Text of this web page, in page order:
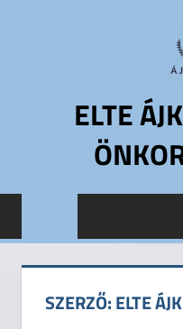
ELTE
Jogtudományi
Hallgatói
SZERZŐ:ELTE